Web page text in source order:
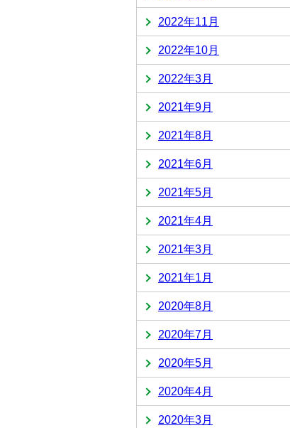
2022年11月
2022年10月
2022年3月
2021年9月
2021年8月
2021年6月
2021年5月
2021年4月
2021年3月
2021年1月
2020年8月
2020年7月
2020年5月
2020年4月
2020年3月